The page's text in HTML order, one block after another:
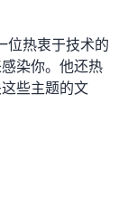
位热衷于技术的
染你。他还热
些主题的文